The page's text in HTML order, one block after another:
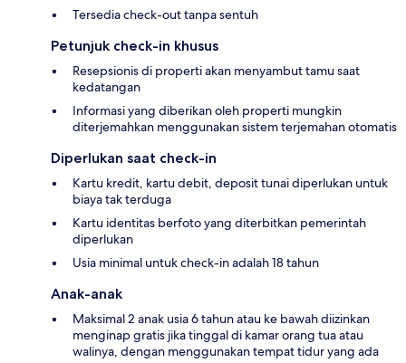
Tersedia check-out tanpa sentuh
Petunjuk check-in khusus
Resepsionis di properti akan menyambut tamu saat
kedatangan
Informasi yang diberikan oleh properti mungkin
diterjemahkan menggunakan sistem terjemahan otomatis
Diperlukan saat check-in
Kartu kredit, kartu debit, deposit tunai diperlukan untuk
biaya tak terduga
Kartu identitas berfoto yang diterbitkan pemerintah
diperlukan
Usia minimal untuk check-in adalah 18 tahun
Anak-anak
Maksimal 2 anak usia 6 tahun atau ke bawah diizinkan
menginap gratis jika tinggal di kamar orang tua atau
walinya, dengan menggunakan tempat tidur yang ada